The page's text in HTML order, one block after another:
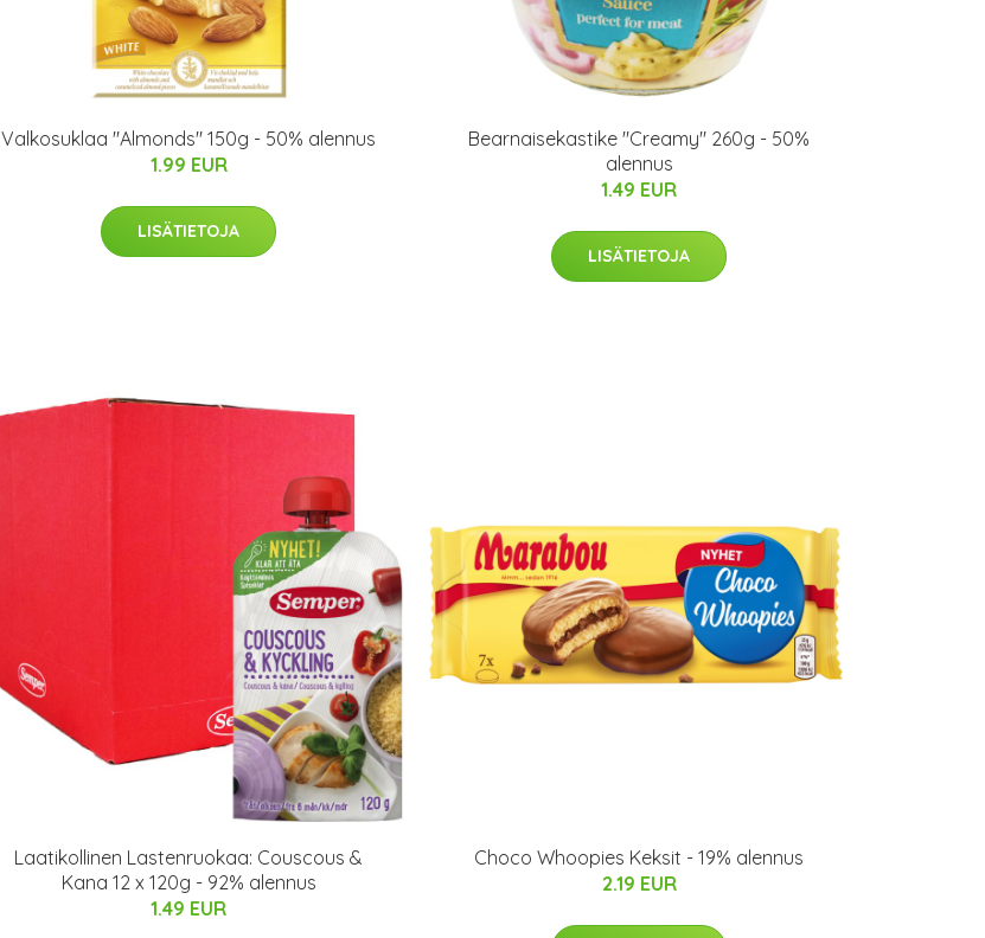
Valkosuklaa "Almonds" 150g - 50% alennus
1.99 EUR
LISÄTIETOJA
Bearnaisekastike "Creamy" 260g - 50%
alennus
1.49 EUR
LISÄTIETOJA
Laatikollinen Lastenruokaa: Couscous &
Kana 12 x 120g - 92% alennus
1.49 EUR
Choco Whoopies Keksit - 19% alennus
2.19 EUR